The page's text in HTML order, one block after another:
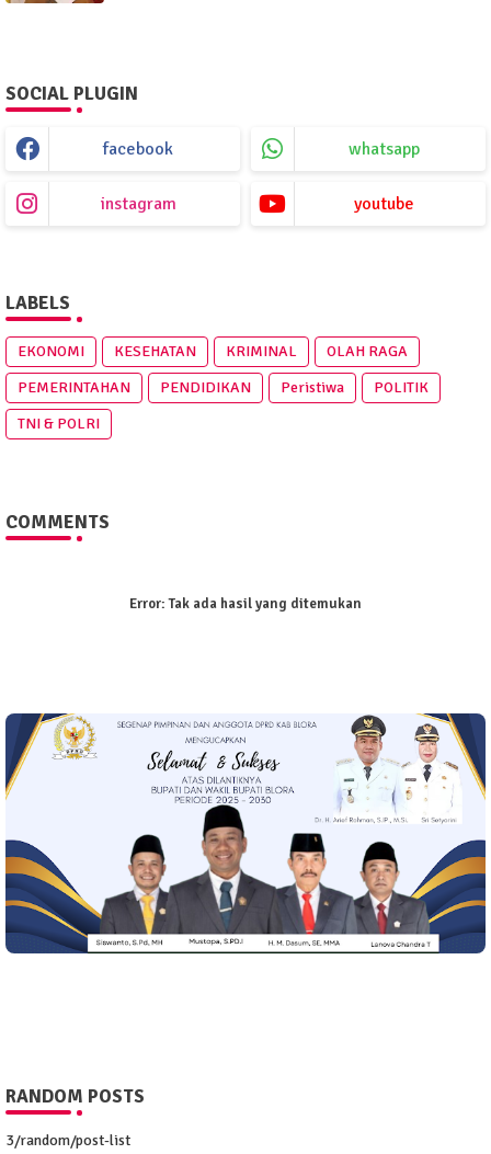
SOCIAL PLUGIN
facebook whatsapp
instagram youtube
LABELS
EKONOMI KESEHATAN KRIMINAL
OLAH RAGA
PEMERINTAHAN
PENDIDIKAN Peristiwa
POLITIK
TNI & POLRI
COMMENTS
Error:Tak ada hasil yang ditemukan
RANDOM POSTS
3/random/post-list